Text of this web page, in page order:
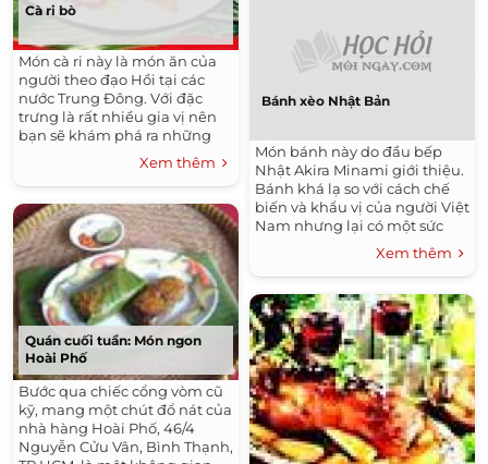
Cà ri bò
Món cà ri này là món ăn của
người theo đạo Hồi tại các
nước Trung Đông. Với đặc
trưng là rất nhiều gia vị nên
bạn sẽ khám phá ra những
hương vị khá độc đáoXem thêm
Quán cuối tuần: Món ngon
Hoài Phố
Bước qua chiếc cổng vòm cũ
kỹ, mang một chút đổ nát của
nhà hàng Hoài Phố, 46/4
Nguyễn Cửu Vân, Bình Thạnh,
Bánh xèo Nhật Bản
Món bánh này do đầu bếp
Nhật Akira Minami giới thiệu.
Bánh khá lạ so với cách chế
biến và khẩu vị của người Việt
Nam nhưng lại có một sức
Xem thêm